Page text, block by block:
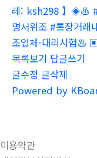
레: ksh298 】◈♨️ #
명서위조 #통장거
조업체-대리시험♨️
목록보기 답글쓰기
글수정 글삭제
Powered by
이용약관